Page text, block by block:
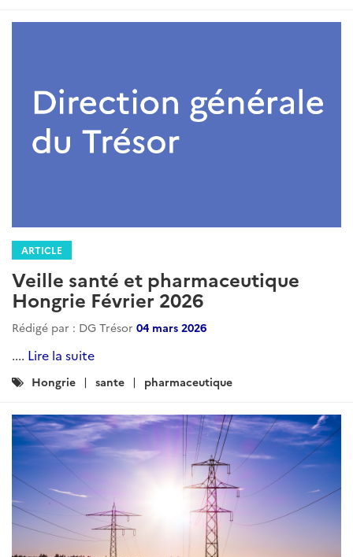
ARTICLE
Veille santé et pharmaceutique
Hongrie Février 2026
Rédigé par : DG Trésor 04 mars 2026
.... Lire la suite
Catégories
Hongrie sante pharmaceutique